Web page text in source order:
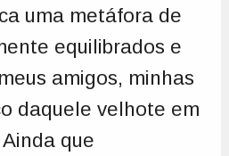
uma metáfora de
equilibrados e
amigos, minhas
daquele velhote em
que